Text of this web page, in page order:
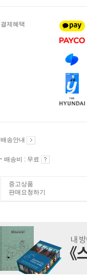
결제혜택
배송안내
배송비 : 무료
중고상품
판매요청하기